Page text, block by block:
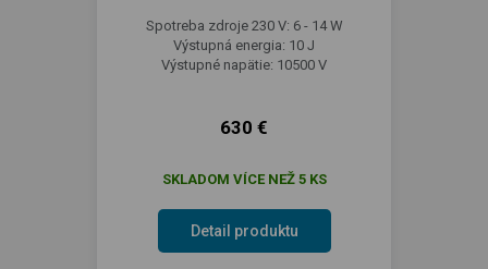
Spotreba zdroje 230 V: 6 - 14 W
Výstupná energia: 10 J
Výstupné napätie: 10500 V
630 €
SKLADOM VÍCE NEŽ 5 KS
Detail produktu